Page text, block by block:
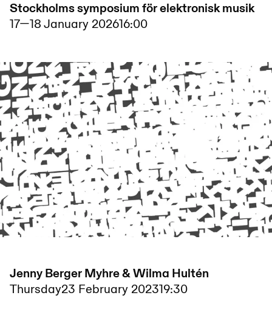
Stockholms symposium för elektronisk musik
17—18 January 202616:00
Jenny Berger Myhre & Wilma Hultén
Thursday23 February 202319:30